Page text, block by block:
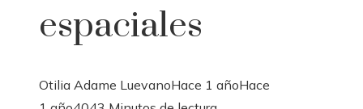
espaciales
Otilia Adame LuevanoHace 1 añoHace